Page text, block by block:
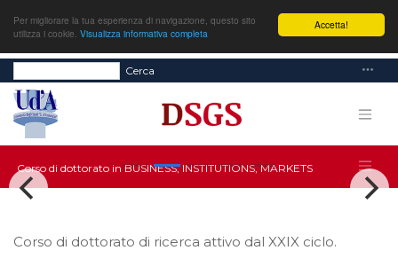
Accetta!
Per migliorare la tua esperienza di navigazione, questo sito
utilizza i cookie. Visualizza informativa completa
Cerca
Corso di dottorato in BUSINESS, INSTITUTIONS, MARKETS
Corso di dottorato di ricerca attivo dal XXIX ciclo.